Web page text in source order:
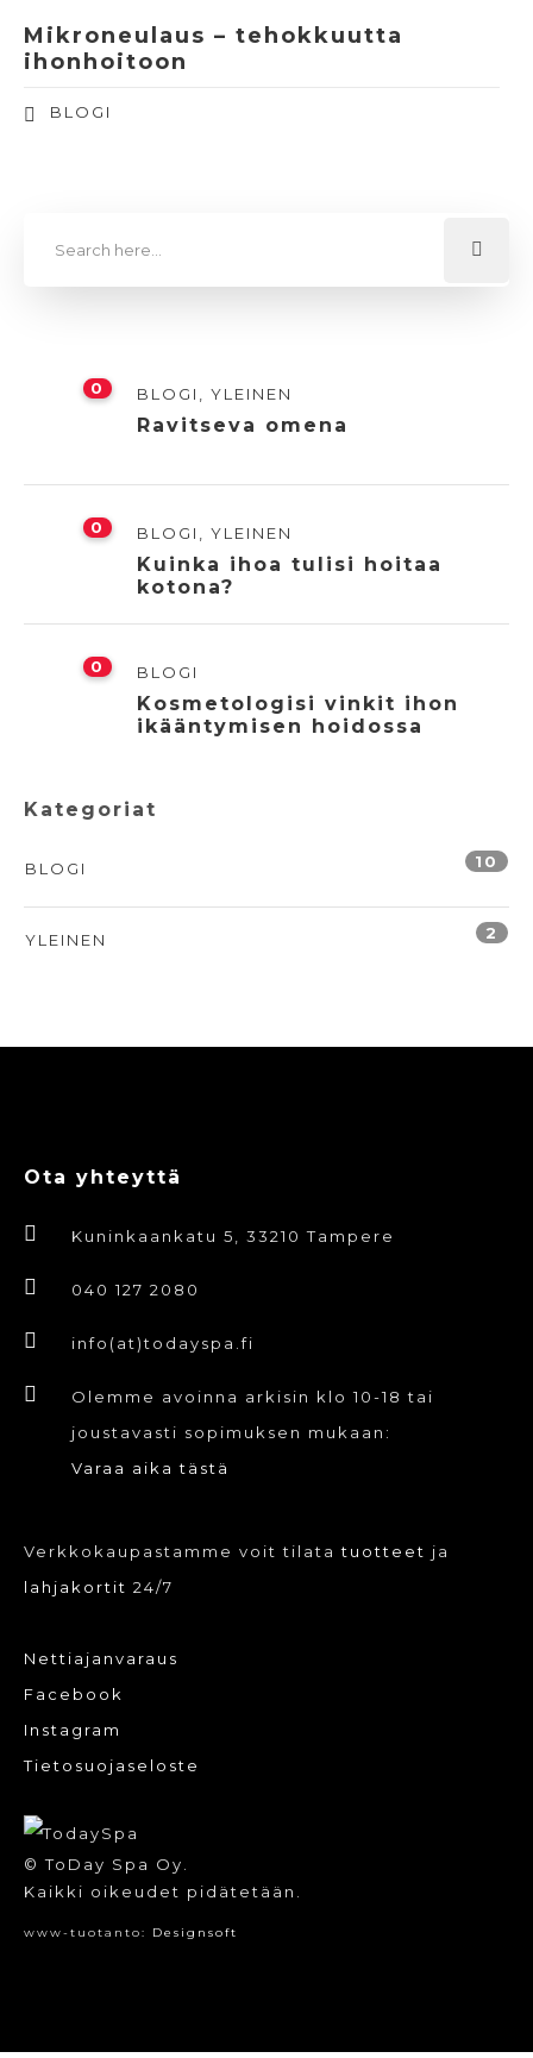
Mikroneulaus – tehokkuutta
ihonhoitoon
BLOGI
0 BLOGI YLEINEN
Ravitseva omena
0 BLOGI YLEINEN
Kuinka ihoa tulisi hoitaa
kotona?
0 BLOGI
Kosmetologisi vinkit ihon
ikääntymisen hoidossa
Kategoriat
BLOGI 10
YLEINEN 2
Ota yhteyttä
Kuninkaankatu 5, 33210 Tampere
040 127 2080
info(at)todayspa.fi
Olemme avoinna arkisin klo 10-18 tai
joustavasti sopimuksen mukaan:
Varaa aika tästä
Verkkokaupastamme voit tilatatuotteet ja
lahjakortit 24/7
Nettiajanvaraus
Facebook
Instagram
Tietosuojaseloste
© ToDay Spa Oy.
Kaikki oikeudet pidätetään.
www-tuotanto: Designsoft